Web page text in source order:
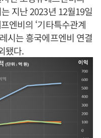
지난 2023년 12월19일
엔비의 ‘기타특수관계
시는 흥국에프엔비 연결
됐다.